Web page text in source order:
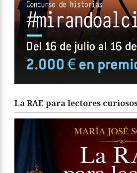
La RAE para lectores